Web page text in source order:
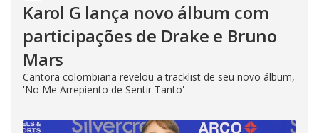
Karol G lança novo álbum com
participações de Drake e Bruno
Mars
Cantora colombiana revelou a ​tracklist de seu novo álbum,
'No Me Arrepiento de Sentir Tanto'